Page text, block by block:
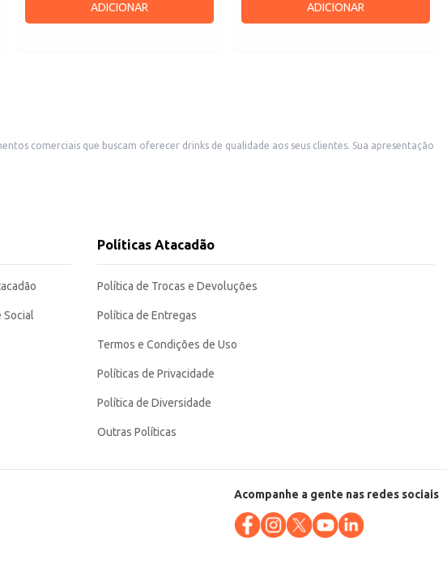
ADICIONAR ADICIONAR
comerciais que buscam oferecer drinks de qualidade aos seus clientes. Sua apresentação
uma bebida de qualidade aos seus clientes. Sua embalagem garante a conservação
Social
Políticas Atacadão
Política de Trocas e Devoluções
Política de Entregas
Termos e Condições de Uso
Políticas de Privacidade
Política de Diversidade
Outras Políticas
Acompanhe a gente nas redes sociais